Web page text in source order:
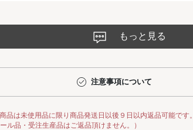
もっと見る
注意事項について
品は未使用品に限り商品発送日以後９日以内返品可能です。
ール品・受注生産品はご返品頂けません。）